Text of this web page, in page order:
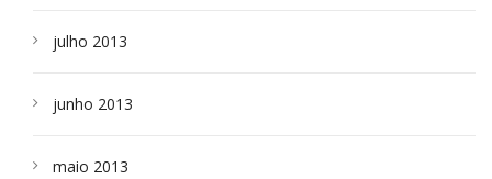
julho 2013
junho 2013
maio 2013